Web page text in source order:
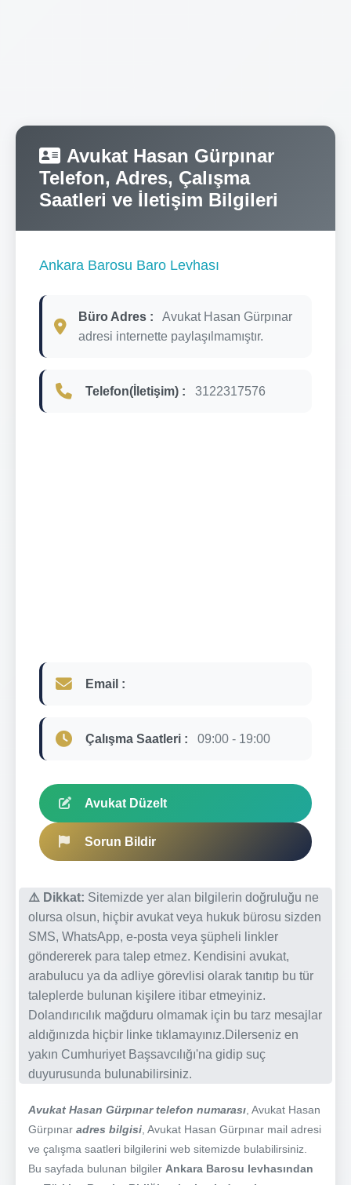
Avukat Hasan Gürpınar
Telefon, Adres, Çalışma
Saatleri ve İletişim Bilgileri
Ankara Barosu Baro Levhası
Büro Adres :
Avukat Hasan Gürpınar
adresi internette paylaşılmamıştır.
Telefon(İletişim) : 3122317576
Email :
Çalışma Saatleri : 09:00 - 19:00
Avukat Düzelt
Sorun Bildir
⚠️ Dikkat: Sitemizde yer alan bilgilerin doğruluğu ne
olursa olsun, hiçbir avukat veya hukuk bürosu sizden
SMS, WhatsApp, e-posta veya şüpheli linkler
göndererek para talep etmez. Kendisini avukat,
arabulucu ya da adliye görevlisi olarak tanıtıp bu tür
taleplerde bulunan kişilere itibar etmeyiniz.
Dolandırıcılık mağduru olmamak için bu tarz mesajlar
aldığınızda hiçbir linke tıklamayınız.Dilerseniz en
yakın Cumhuriyet Başsavcılığı'na gidip suç
duyurusunda bulunabilirsiniz.
Avukat Hasan Gürpınar telefon numarası , Avukat Hasan
Gürpınar adres bilgisi , Avukat Hasan Gürpınar mail adresi
ve çalışma saatleri bilgilerini web sitemizde bulabilirsiniz.
Bu sayfada bulunan bilgiler Ankara Barosu levhasından